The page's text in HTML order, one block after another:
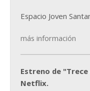
Espacio Joven
más información
Estreno de
Netflix.